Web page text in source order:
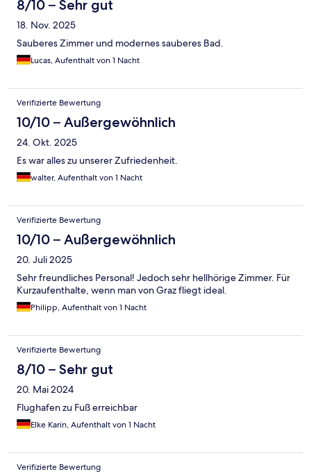
8/10 – Sehr gut
18. Nov. 2025
Sauberes Zimmer und modernes sauberes Bad.
Lucas, Aufenthalt von 1 Nacht
Verifizierte Bewertung
10/10 – Außergewöhnlich
24. Okt. 2025
Es war alles zu unserer Zufriedenheit.
walter, Aufenthalt von 1 Nacht
Verifizierte Bewertung
10/10 – Außergewöhnlich
20. Juli 2025
Sehr freundliches Personal! Jedoch sehr hellhörige Zimmer. Für
Kurzaufenthalte, wenn man von Graz fliegt ideal.
Philipp, Aufenthalt von 1 Nacht
Verifizierte Bewertung
8/10 – Sehr gut
20. Mai 2024
Flughafen zu Fuß erreichbar
Elke Karin, Aufenthalt von 1 Nacht
Verifizierte Bewertung